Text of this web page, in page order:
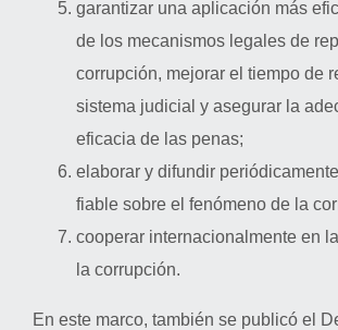
garantizar una aplicación más
de los mecanismos legales de
corrupción, mejorar el tiempo de
sistema judicial y asegurar la
eficacia de las penas;
elaborar y difundir
fiable sobre el fenómeno de la
cooperar internacionalmente en
la corrupción.
En este marco, también se publicó el